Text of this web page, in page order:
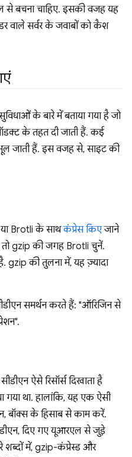
से बचना चाहिए. इसकी वजह यह
वाले सर्वर के जवाबों को कैश
के बारे में बताया गया है जो
के तहत दी जाती हैं. कई
जाती हैं. इस वजह से, साइट की
या Brotli के साथकंप्रेस किएजाने
gzip की जगह Brotli चुनें.
gzip की तुलना में, यह ज़्यादा
समर्थन करते हैं: "ऑरिजिन से
ऐसे रिसॉर्स दिखाता है
गया था. हालांकि, यह एक ऐसी
बॉक्स के हिसाब से काम करें.
दिए गए यूआरएल से जुड़े
शब्दों में, gzip-कंप्रेस्ड और